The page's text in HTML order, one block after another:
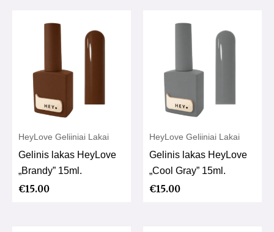
HeyLove Geliiniai Lakai
Gelinis lakas HeyLove
„Brandy” 15ml.
€15.00
HeyLove Geliiniai Lakai
Gelinis lakas HeyLove
„Cool Gray” 15ml.
€15.00